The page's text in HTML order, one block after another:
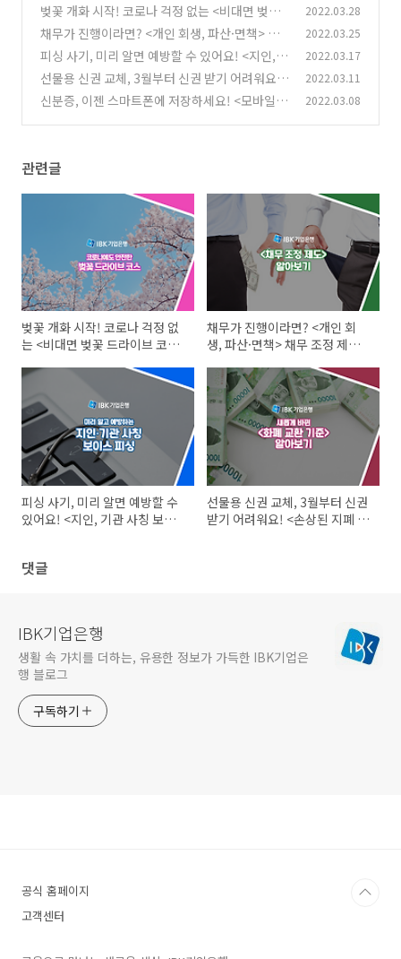
벚꽃 개화 시작! 코로나 걱정 없는 <비대면 벚꽃
드라이브 코스 BEST 4> 알아보기 (0)
2022.03.28
채무가 진행이라면? <개인 회생, 파산·면책> 채
무 조정 제도로 도움 받으세요! (0)
2022.03.25
피싱 사기, 미리 알면 예방할 수 있어요! <지인,
기관 사칭 보이스피싱> 피해 예방 방법
(0)
2022.03.17
선물용 신권 교체, 3월부터 신권 받기 어려워요!
<손상된 지폐 교환 방법> 알아보기
(1)
2022.03.11
신분증, 이젠 스마트폰에 저장하세요! <모바일
2022.03.08
관련글
벚꽃 개화 시작! 코로나 걱정 없
는 <비대면 벚꽃 드라이브 코스
채무가 진행이라면? <개인 회
생, 파산·면책> 채무 조정 제도
피싱 사기, 미리 알면 예방할 수
있어요! <지인, 기관 사칭 보이
선물용 신권 교체, 3월부터 신권
받기 어려워요! <손상된 지폐 교
댓글
IBK기업은행
생활 속 가치를 더하는, 유용한 정보가 가득한 IBK기업은
행 블로그
구독하기
공식 홈페이지
고객센터